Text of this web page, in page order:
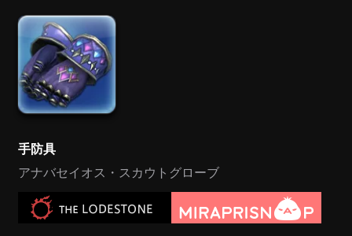
手防具
アナバセイオス・スカウトグローブ